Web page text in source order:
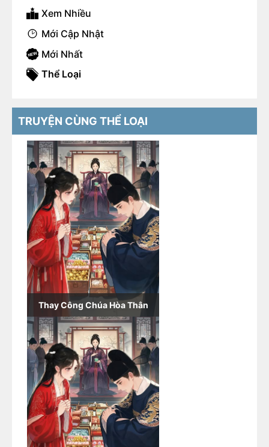
Xem Nhiều
Mới Cập Nhật
Mới Nhất
Thể Loại
TRUYỆN CÙNG THỂ LOẠI
Thay Công Chúa Hòa Thân